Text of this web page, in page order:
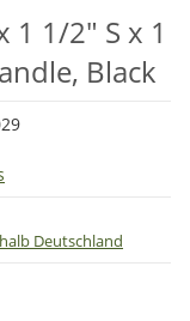
1 1/2" S x 1
Black
Deutschland